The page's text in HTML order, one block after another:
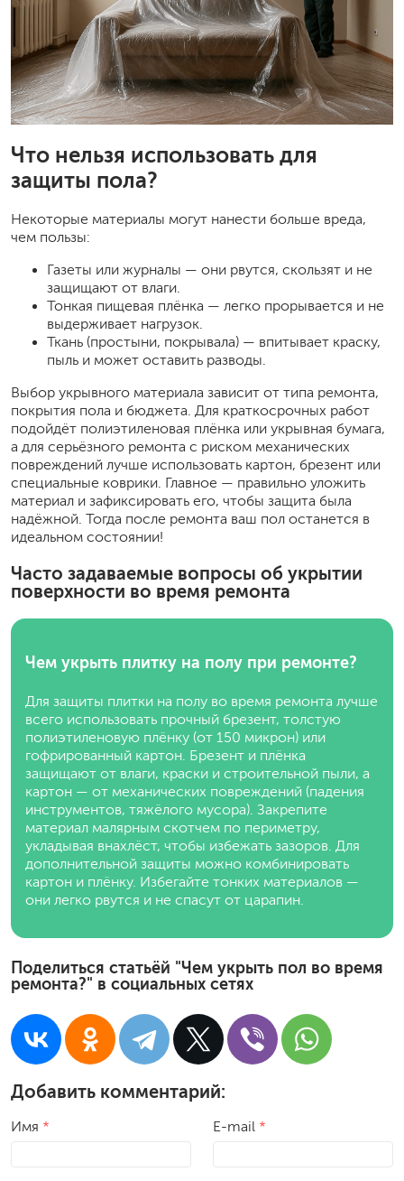
Что нельзя использовать для
защиты пола?
Некоторые материалы могут нанести больше вреда,
чем пользы:
Газеты или журналы — они рвутся, скользят и не
защищают от влаги.
Тонкая пищевая плёнка — легко прорывается и не
выдерживает нагрузок.
Ткань (простыни, покрывала) — впитывает краску,
пыль и может оставить разводы.
Выбор укрывного материала зависит от типа ремонта,
покрытия пола и бюджета. Для краткосрочных работ
подойдёт полиэтиленовая плёнка или укрывная бумага,
а для серьёзного ремонта с риском механических
повреждений лучше использовать картон, брезент или
специальные коврики. Главное — правильно уложить
материал и зафиксировать его, чтобы защита была
надёжной. Тогда после ремонта ваш пол останется в
идеальном состоянии!
Часто задаваемые вопросы об укрытии
поверхности во время ремонта
Чем укрыть плитку на полу при ремонте?
Для защиты плитки на полу во время ремонта лучше
всего использовать прочный брезент, толстую
полиэтиленовую плёнку (от 150 микрон) или
гофрированный картон. Брезент и плёнка
защищают от влаги, краски и строительной пыли, а
картон — от механических повреждений (падения
инструментов, тяжёлого мусора). Закрепите
материал малярным скотчем по периметру,
укладывая внахлёст, чтобы избежать зазоров. Для
дополнительной защиты можно комбинировать
картон и плёнку. Избегайте тонких материалов —
они легко рвутся и не спасут от царапин.
Поделиться статьёй "Чем укрыть пол во время
ремонта?" в социальных сетях
Добавить комментарий:
Имя * E-mail *